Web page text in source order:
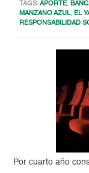
TAGS:APORTE,
MANZANO AZUL, EL
RESPONSABILIDAD
Por cuarto año